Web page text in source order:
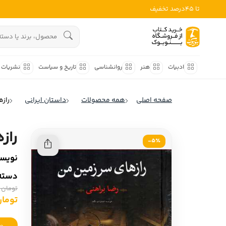
تا 45درصد تخفیف
ادبیات هنر روانشناسی تاریخ و سیاست نشریات
ادبیات ایران
ادبیات فرانسه
ادبیات ایتالیا
ادبیات روسیه
ادبیات آمریکای لاتین
ادبیات
صفحه اصلی همه محصولات داستان ایرانی
5٪-
تومان 1,650,000
تومان